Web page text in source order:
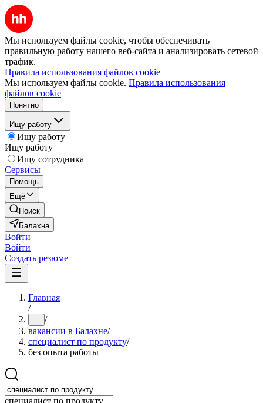
Мы используем файлы cookie, чтобы обеспечивать
правильную работу нашего веб-сайта и анализировать сетевой
трафик.
Правила использования файлов cookie
Мы используем файлы cookie. Правила использования
файлов cookie
Понятно
Ищу работу
Ищу работу
Ищу работу
Ищу сотрудника
Сервисы
Помощь
Ещё
Поиск
Балахна
Войти
Войти
Создать резюме
Главная
/
... /
вакансии в Балахне/
специалист по продукту/
без опыта работы
специалист по продукту